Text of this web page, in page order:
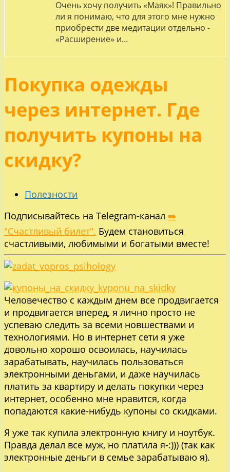
Очень хочу получить «Маяк»! Правильно
ли я понимаю, что для этого мне нужно
приобрести две медитации отдельно -
«Расширение» и…
Покупка одежды
через интернет. Где
получить купоны на
скидку?
Полезности
Подписывайтесь на Telegram-канал ➡️
"Счастливый билет". Будем становиться
счастливыми, любимыми и богатыми вместе!
Человечество с каждым днем все продвигается
и продвигается вперед, я лично просто не
успеваю следить за всеми новшествами и
технологиями. Но в интернет сети я уже
довольно хорошо освоилась, научилась
зарабатывать, научилась пользоваться
электронными деньгами, и даже научилась
платить за квартиру и делать покупки через
интернет, особенно мне нравится, когда
попадаются какие-нибудь купоны со скидками.
Я уже так купила электронную книгу и ноутбук.
Правда делал все муж, но платила я-:))) (так как
электронные деньги в семье зарабатываю я).